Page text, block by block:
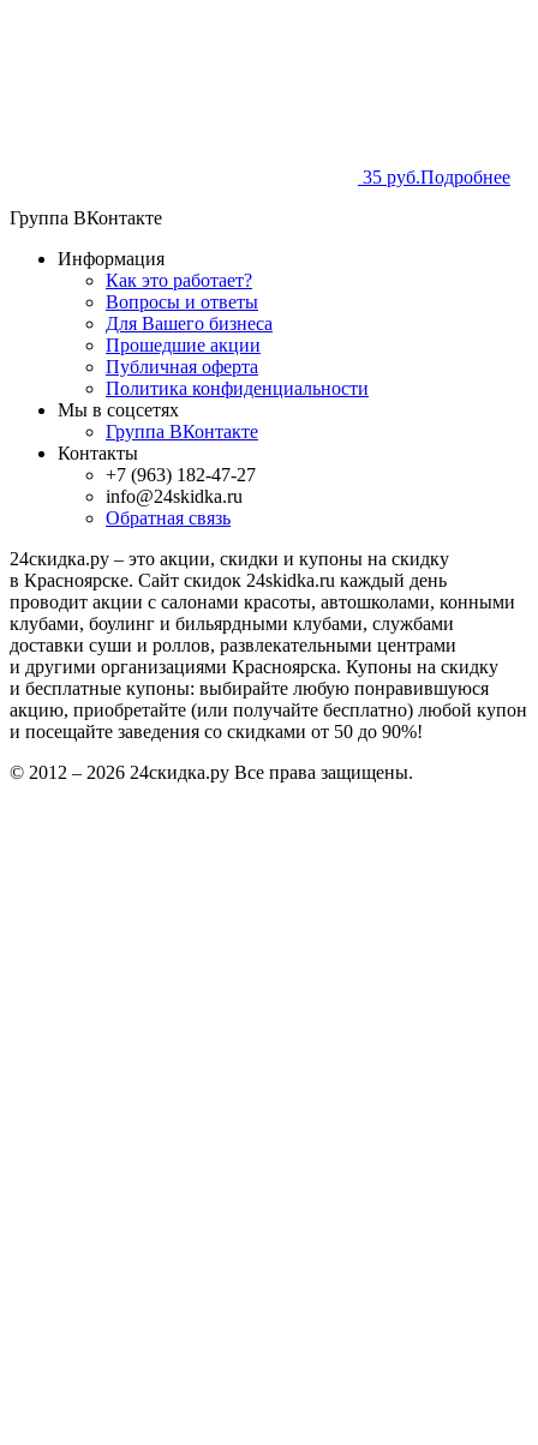
35 руб.Подробнее
Группа ВКонтакте
Информация
Как это работает?
Вопросы и ответы
Для Вашего бизнеса
Прошедшие акции
Публичная оферта
Политика конфиденциальности
Мы в соцсетях
Группа ВКонтакте
Контакты
+7 (963) 182-47-27
info@24skidka.ru
Обратная связь
24скидка.ру – это акции, скидки и купоны на скидку
в Красноярске. Сайт скидок 24skidka.ru каждый день
проводит акции с салонами красоты, автошколами, конными
клубами, боулинг и бильярдными клубами, службами
доставки суши и роллов, развлекательными центрами
и другими организациями Красноярска. Купоны на скидку
и бесплатные купоны: выбирайте любую понравившуюся
акцию, приобретайте (или получайте бесплатно) любой купон
и посещайте заведения со скидками от 50 до 90%!
© 2012 – 2026 24скидка.ру Все права защищены.